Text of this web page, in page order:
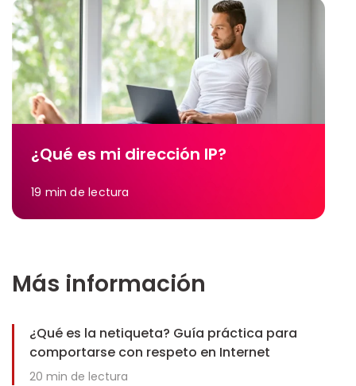
¿Qué es mi dirección IP?
19 min de lectura
Más información
¿Qué es la netiqueta? Guía práctica para
comportarse con respeto en Internet
20 min de lectura